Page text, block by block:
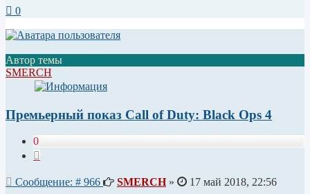
0
Автор темы
SMERCH
Премьерный показ Call of Duty: Black Ops 4
0
Цитата
Сообщение: # 966Сообщение
SMERCH» 17 май 2018, 22:56